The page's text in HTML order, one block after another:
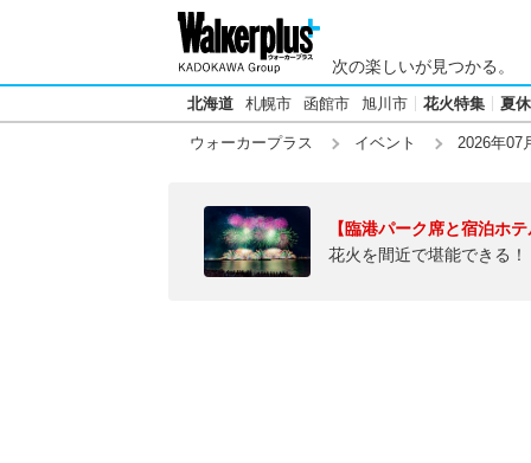
次の楽しいが見つかる。
北海道 札幌市 函館市 旭川市 花火特集 夏
ウォーカープラス イベント 2026年07
【臨港パーク席と宿泊ホ
花火を間近で堪能できる